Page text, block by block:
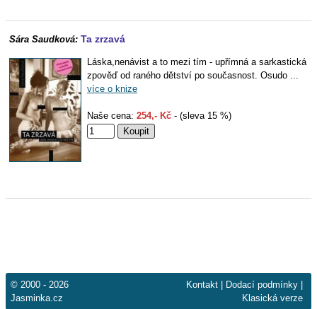
Sára Saudková: Ta zrzavá
Láska,nenávist a to mezi tím - upřímná a sarkastická
zpověď od raného dětství po současnost. Osudo ...
více o knize
Naše cena: 254,- Kč - (sleva 15 %)
© 2000 - 2026
Jasminka.cz
Kontakt Dodací podmínky